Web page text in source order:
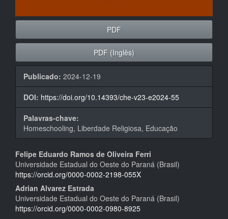
PDF
PDF (Inglês)
Publicado: 2024-12-19
DOI: https://doi.org/10.14393/che-v23-e2024-55
Palavras-chave:
Homeschooling, Liberdade Religiosa, Educação
Conteúdo
do
artigo
principal
Felipe Eduardo Ramos de Oliveira Ferri
Universidade Estadual do Oeste do Paraná (Brasil)
https://orcid.org/0000-0002-2198-055X
Adrian Alvarez Estrada
Universidade Estadual do Oeste do Paraná (Brasil)
https://orcid.org/0000-0002-0980-8925